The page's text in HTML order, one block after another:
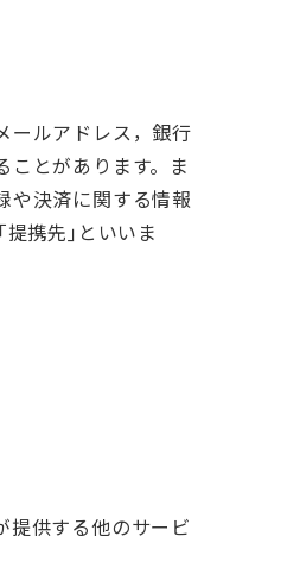
ールアドレス，銀行
とがあります。ま
や決済に関する情報
携先｣といいま
提供する他のサービ